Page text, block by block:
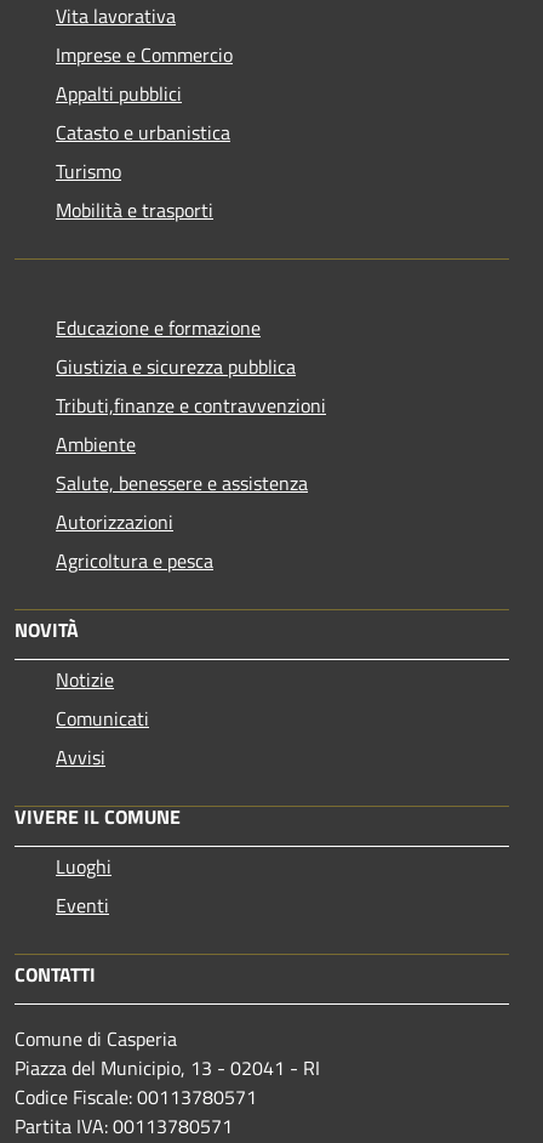
Vita lavorativa
Imprese e Commercio
Appalti pubblici
Catasto e urbanistica
Turismo
Mobilità e trasporti
Educazione e formazione
Giustizia e sicurezza pubblica
Tributi,finanze e contravvenzioni
Ambiente
Salute, benessere e assistenza
Autorizzazioni
Agricoltura e pesca
NOVITÀ
Notizie
Comunicati
Avvisi
VIVERE IL COMUNE
Luoghi
Eventi
CONTATTI
Comune di Casperia
Piazza del Municipio, 13 - 02041 - RI
Codice Fiscale: 00113780571
Partita IVA: 00113780571